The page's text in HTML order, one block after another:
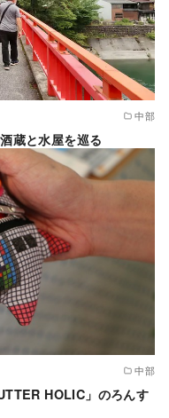
中部
蔵と水屋を巡る
中部
HOLIC」のろんす